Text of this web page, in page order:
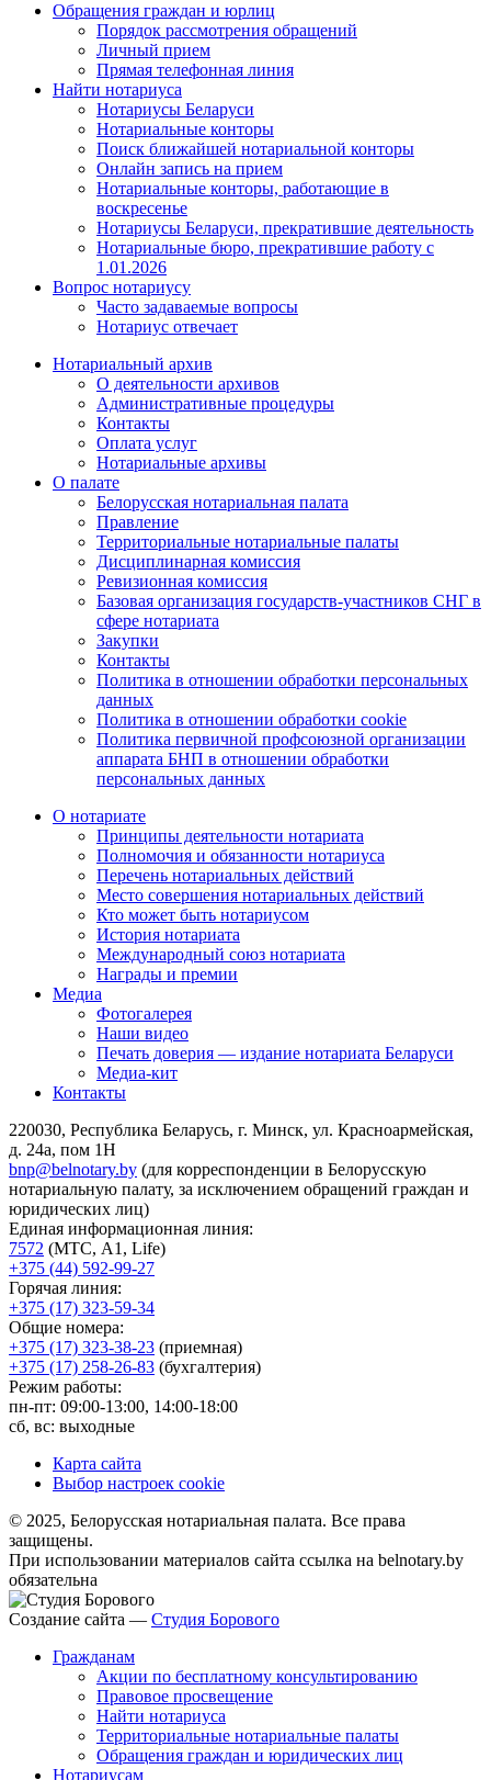
Обращения граждан и юрлиц
Порядок рассмотрения обращений
Личный прием
Прямая телефонная линия
Найти нотариуса
Нотариусы Беларуси
Нотариальные конторы
Поиск ближайшей нотариальной конторы
Онлайн запись на прием
Нотариальные конторы, работающие в
воскресенье
Нотариусы Беларуси, прекратившие деятельность
Нотариальные бюро, прекратившие работу с
1.01.2026
Вопрос нотариусу
Часто задаваемые вопросы
Нотариус отвечает
Нотариальный архив
О деятельности архивов
Административные процедуры
Контакты
Оплата услуг
Нотариальные архивы
О палате
Белорусская нотариальная палата
Правление
Территориальные нотариальные палаты
Дисциплинарная комиссия
Ревизионная комиссия
Базовая организация государств-участников СНГ в
сфере нотариата
Закупки
Контакты
Политика в отношении обработки персональных
данных
Политика в отношении обработки cookie
Политика первичной профсоюзной организации
аппарата БНП в отношении обработки
персональных данных
О нотариате
Принципы деятельности нотариата
Полномочия и обязанности нотариуса
Перечень нотариальных действий
Место совершения нотариальных действий
Кто может быть нотариусом
История нотариата
Международный союз нотариата
Награды и премии
Медиа
Фотогалерея
Наши видео
Печать доверия — издание нотариата Беларуси
Медиа-кит
Контакты
220030, Республика Беларусь, г. Минск, ул. Красноармейская,
д. 24а, пом 1Н
bnp@belnotary.by (для корреспонденции в Белорусскую
нотариальную палату, за исключением обращений граждан и
юридических лиц)
Единая информационная линия:
7572 (МТС, A1, Life)
+375 (44) 592-99-27
Горячая линия:
+375 (17) 323-59-34
Общие номера:
+375 (17) 323-38-23 (приемная)
+375 (17) 258-26-83 (бухгалтерия)
Режим работы:
пн-пт: 09:00-13:00, 14:00-18:00
сб, вс: выходные
Карта сайта
Выбор настроек cookie
© 2025, Белорусская нотариальная палата. Все права
защищены.
При использовании материалов сайта ссылка на belnotary.by
обязательна
Создание сайта — Студия Борового
Гражданам
Акции по бесплатному консультированию
Правовое просвещение
Найти нотариуса
Территориальные нотариальные палаты
Обращения граждан и юридических лиц
Нотариусам